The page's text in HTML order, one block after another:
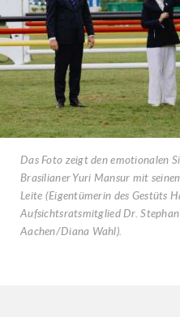
Das Foto zeigt den emotionalen
Brasilianer Yuri Mansur mit
Leite (Eigentümerin des Gestüts
Aufsichtsratsmitglied Dr.
Aachen/Diana Wahl).